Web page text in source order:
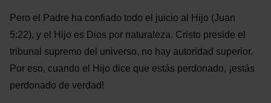
Pero el Padre ha confiado todo el juicio al Hijo (Juan
5:22), y el Hijo es Dios por naturaleza. Cristo preside el
tribunal supremo del universo, no hay autoridad superior.
Por eso, cuando el Hijo dice que estás perdonado, ¡estás
perdonado de verdad!